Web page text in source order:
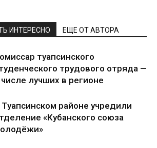
ИНТЕРЕСНО ЕЩЕ ОТ АВТОРА
туапсинского
трудового отряда —
числе лучших в регионе
Туапсинском районе учредили
«Кубанского союза